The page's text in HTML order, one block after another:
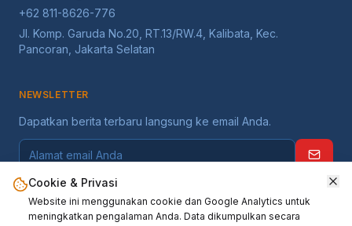
+62 811-8626-776
Jl. Komp. Garuda No.20, RT.13/RW.4, Kalibata, Kec.
Pancoran, Jakarta Selatan
NEWSLETTER
Dapatkan berita terbaru langsung ke email Anda.
Cookie & Privasi
Website ini menggunakan cookie dan Google Analytics untuk
meningkatkan pengalaman Anda. Data dikumpulkan secara